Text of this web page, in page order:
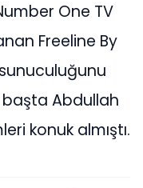
One TV
Freeline By
Abdullah
konuk almıştı.